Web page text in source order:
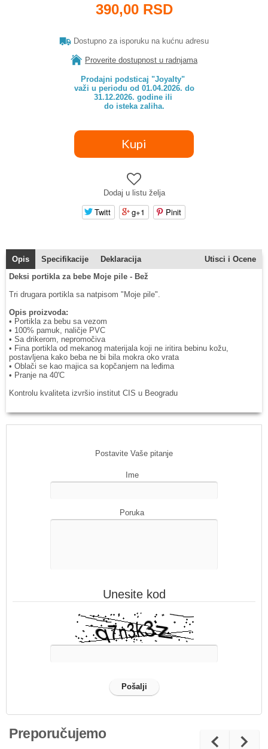
390,00 RSD
Dostupno za isporuku na kućnu adresu
Proverite dostupnost u radnjama
Prodajni podsticaj "Joyalty"
važi u periodu od 01.04.2026. do
31.12.2026. godine ili
do isteka zaliha.
Dodaj u listu želja
Twitt g+1 Pinit
Opis Specifikacije Deklaracija
Utisci i Ocene
Deksi portikla za bebe Moje pile - Bež
Tri drugara portikla sa natpisom "Moje pile".
Opis proizvoda:
• Portikla za bebu sa vezom
• 100% pamuk, naličje PVC
• Sa drikerom, nepromočiva
• Fina portikla od mekanog materijala koji ne iritira bebinu kožu,
postavljena kako beba ne bi bila mokra oko vrata
• Oblači se kao majica sa kopčanjem na leđima
• Pranje na 40'C
Kontrolu kvaliteta izvršio institut CIS u Beogradu
Postavite Vaše pitanje
Ime
Poruka
Unesite kod
Preporučujemo